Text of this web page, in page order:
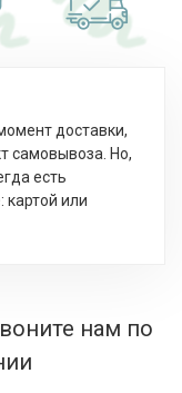
доставки,
самовывоза. Но,
есть
картой или
нам по